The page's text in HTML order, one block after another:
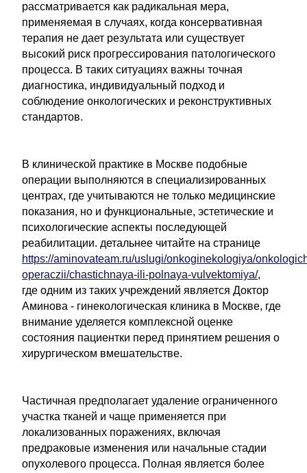
рассматривается как радикальная мера,
применяемая в случаях, когда консервативная
терапия не дает результата или существует
высокий риск прогрессирования патологического
процесса. В таких ситуациях важны точная
диагностика, индивидуальный подход и
соблюдение онкологических и реконструктивных
стандартов.
В клинической практике в Москве подобные
операции выполняются в специализированных
центрах, где учитываются не только медицинские
показания, но и функциональные, эстетические и
психологические аспекты последующей
реабилитации. детальнее читайте на странице
https://aminovateam.ru/uslugi/onkoginekologiya/
operaczii/chastichnaya-ili-polnaya-vulvektomiya/,
где одним из таких учреждений является Доктор
Аминова - гинекологическая клиника в Москве, где
внимание уделяется комплексной оценке
состояния пациентки перед принятием решения о
хирургическом вмешательстве.
Частичная предполагает удаление ограниченного
участка тканей и чаще применяется при
локализованных поражениях, включая
предраковые изменения или начальные стадии
опухолевого процесса. Полная является более